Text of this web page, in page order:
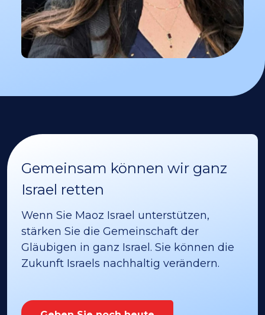
Gemeinsam können wir ganz
Israel retten
Wenn Sie Maoz Israel unterstützen,
stärken Sie die Gemeinschaft der
Gläubigen in ganz Israel. Sie können die
Zukunft Israels nachhaltig verändern.